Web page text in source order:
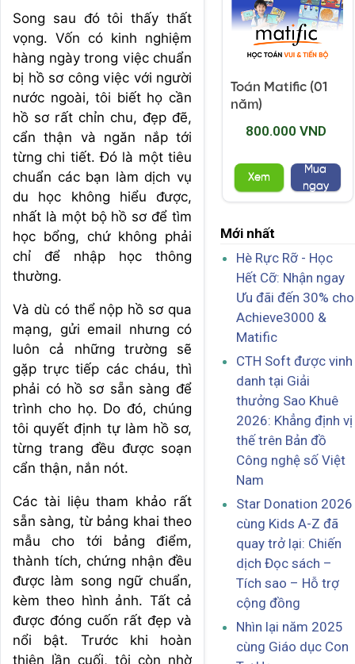
Song sau đó tôi thấy thất
vọng. Vốn có kinh nghiệm
hàng ngày trong việc chuẩn
bị hồ sơ công việc với người
nước ngoài, tôi biết họ cần
hồ sơ rất chỉn chu, đẹp đẽ,
cẩn thận và ngăn nắp tới
từng chi tiết. Đó là một tiêu
chuẩn các bạn làm dịch vụ
du học không hiểu được,
nhất là một bộ hồ sơ để tìm
học bổng, chứ không phải
chỉ để nhập học thông
thường.
Và dù có thể nộp hồ sơ qua
mạng, gửi email nhưng có
luôn cả những trường sẽ
gặp trực tiếp các cháu, thì
phải có hồ sơ sẵn sàng để
trình cho họ. Do đó, chúng
tôi quyết định tự làm hồ sơ,
từng trang đều được soạn
cẩn thận, nắn nót.
Các tài liệu tham khảo rất
sẵn sàng, từ bảng khai theo
mẫu cho tới bảng điểm,
thành tích, chứng nhận đều
được làm song ngữ chuẩn,
kèm theo hình ảnh. Tất cả
được đóng cuốn rất đẹp và
nổi bật. Trước khi hoàn
thiện lần cuối, tôi còn nhờ
Toán Matific (01
năm)
800.000 VND
Xem
Mua
ngay
Mới nhất
Hè Rực Rỡ - Học
Hết Cỡ: Nhận ngay
Ưu đãi đến 30% cho
Achieve3000 &
Matific
CTH Soft được vinh
danh tại Giải
thưởng Sao Khuê
2026: Khẳng định vị
thế trên Bản đồ
Công nghệ số Việt
Nam
Star Donation 2026
cùng Kids A-Z đã
quay trở lại: Chiến
dịch Đọc sách –
Tích sao – Hỗ trợ
cộng đồng
Nhìn lại năm 2025
cùng Giáo dục Con